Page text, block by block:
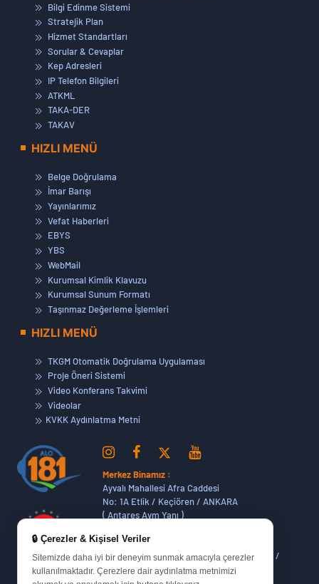
🔒 Çerezler & Kişisel Veriler
Sitemizde daha iyi bir deneyim sunmak amacıyla çerezler
kullanılmaktadır. Çerezlere dair aydınlatma metnimizi
Bilgi Edinme Sistemi
Stratejik Plan
Hizmet Standartları
Sorular & Cevaplar
Kep Adresleri
IP Telefon Bilgileri
ATKML
TAKA-DER
TAKAV
HIZLI MENÜ
Belge Doğrulama
İmar Barışı
Yayınlarımız
Vefat Haberleri
EBYS
YBS
WebMail
Kurumsal Kimlik Klavuzu
Kurumsal Sunum Formatı
Taşınmaz Değerleme İşlemleri
HIZLI MENÜ
TKGM Otomatik Doğrulama Uygulaması
Proje Öneri Sistemi
Video Konferans Takvimi
Videolar
KVKK Aydınlatma Metni
Merkez Binamız :
Ayvalı Mahallesi Afra Caddesi
No: 1A Etlik / Keçiören / ANKARA
( Antares Avm Yanı )
Dikmen Hizmet Binamız :
Dikmen Caddesi No:14 (06420) Bakanlıklar /
ANKARA